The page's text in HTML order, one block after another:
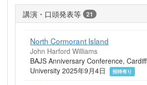
講演・口頭発表等 21
North Cormorant Island
John Harford Williams
BAJS Anniversary Conference, Cardiff
University 2025年9月4日
招待有り